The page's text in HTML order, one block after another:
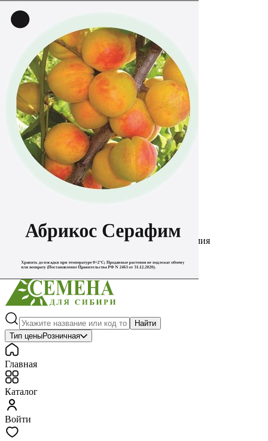
Выберите город
Обратный звонок Заказать обратный звонок
Каталог
Семена
Грунты
Газонные травы, сидераты
Горшки, рассадники, аксессуары
Посадочный материал
Консервирование
Средства защиты, удобрения, добавки, химия
Обустройство сада, декор
Найти
Тип ценыРозничная
Главная
Каталог
Войти